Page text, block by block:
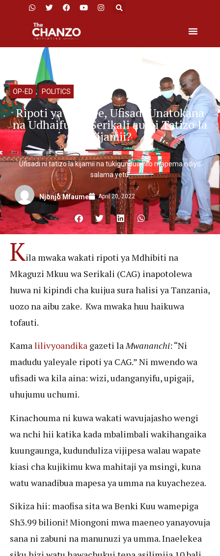
OP-ED , POLITICS
Ripoti ya CAG: Je, Ufisadi Unatokana
na Udhaifu wa Serikali au ni Tatizo la
Kijamii?
Ufisadi ni tatizo la kijamii na tukigundua hilo mapema ndiyo
salama yetu.
Njonjo Mfaume April 20, 2022
Kila mwaka wakati ripoti ya Mdhibiti na
Mkaguzi Mkuu wa Serikali (CAG) inapotolewa
huwa ni kipindi cha kuijua sura halisi ya Tanzania,
uozo na aibu zake. Kwa mwaka huu haikuwa
tofauti.
Kamalilivyoandika gazeti laMwananchi: “Ni
madudu yaleyale ripoti ya CAG.” Ni mwendo wa
ufisadi wa kila aina: wizi, udanganyifu, upigaji,
uhujumu uchumi.
Kinachouma ni kuwa wakati wavujajasho wengi
wa nchi hii katika kada mbalimbali wakihangaika
kuungaunga, kudunduliza vijipesa walau wapate
kiasi cha kujikimu kwa mahitaji ya msingi, kuna
watu wanadibua mapesa ya umma na kuyachezea.
Sikiza hii: maofisa sita wa Benki Kuu wamepiga
Sh3.99 bilioni! Miongoni mwa maeneo yanayovuja
sana ni zabuni na manunuzi ya umma. Inaelekea